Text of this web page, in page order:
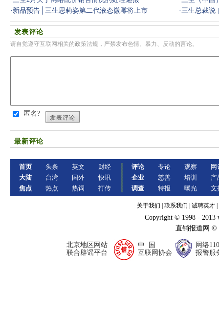
· 新品预告│三生思莉姿第二代液态微雕将上市 ·三生总裁说
发表评论
请自觉遵守互联网相关的政策法规，严禁发布色情、暴力、反动的言论。
匿名?
发表评论
最新评论
首页
大陆
焦点
头条
台湾
热点
英文
国外
热词
财经
快讯
打传
评论
企业
调查
专论
慈善
特报
观察
培训
曝光
网
产
文
关于我们 联系我们 诚聘英才
Copyright © 1998 - 2013
直销报道网
北京地区网站
联合辟谣平台
中 国
互联网协会
网络110
报警服